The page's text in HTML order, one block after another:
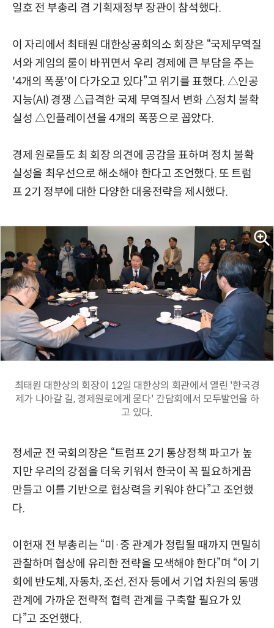
일호 전 부총리 겸 기획재정부 장관이 참석했다.
이 자리에서 최태원 대한상공회의소 회장은 “국제무역질
서와 게임의 룰이 바뀌면서 우리 경제에 큰 부담을 주는
'4개의 폭풍'이 다가오고 있다”고 위기를 표했다. △인공
지능(AI) 경쟁 △급격한 국제 무역질서 변화 △정치 불확
실성 △인플레이션을 4개의 폭풍으로 꼽았다.
경제 원로들도 최 회장 의견에 공감을 표하며 정치 불확
실성을 최우선으로 해소해야 한다고 조언했다. 또 트럼
프 2기 정부에 대한 다양한 대응전략을 제시했다.
최태원 대한상의 회장이 12일 대한상의 회관에서 열린 '한국경
제가 나아갈 길, 경제원로에게 묻다' 간담회에서 모두발언을 하
고 있다.
정세균 전 국회의장은 “트럼프 2기 통상정책 파고가 높
지만 우리의 강점을 더욱 키워서 한국이 꼭 필요하게끔
만들고 이를 기반으로 협상력을 키워야 한다”고 조언했
다.
이헌재 전 부총리는 “미·중 관계가 정립될 때까지 면밀히
관찰하며 협상에 유리한 전략을 모색해야 한다”며 “이 기
회에 반도체, 자동차, 조선, 전자 등에서 기업 차원의 동맹
관계에 가까운 전략적 협력 관계를 구축할 필요가 있
다”고 조언했다.